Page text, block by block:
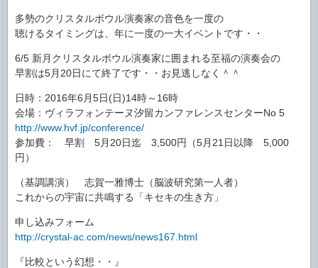
多勢のクリスタルボウル演奏家の音色を一度の
聴けるタイミングは、年に一度の一大イベントです・・
6/5 新月クリスタルボウル演奏家に囲まれる至福の演奏会の
早割は5月20日にて終了です・・お見逃しなく＾＾
日時：2016年6月5日(日)14時～16時
会場：ヴィラフォンテーヌ汐留カンファレンスセンターNo 5
http://www.hvf.jp/conference/
参加費： 早割 5月20日迄 3,500円（5月21日以降 5,000
円）
（基調講演） 志賀一雅博士（脳波研究第一人者）
これからの宇宙に共鳴する「キセキの生き方」
申し込みフォーム
http://crystal-ac.com/news/news167.html
『比較という幻想・・』